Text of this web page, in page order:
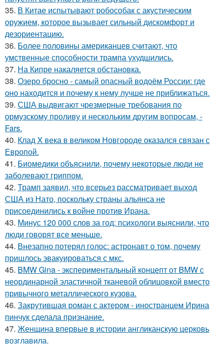
35. В Китае испытывают робособак с акустическим
оружием, которое вызывает сильный дискомфорт и
дезориентацию.
36. Более половины американцев считают, что
умственные способности трампа ухудшились.
37. На Кипре накаляется обстановка.
38. Озеро бросно - самый опасный водоём России: где
оно находится и почему к нему лучше не приближаться.
39. США выдвигают чрезмерные требования по
ормузскому проливу и нескольким другим вопросам, -
Fars.
40. Клад X века в великом Новгороде оказался связан с
Европой.
41. Биомедики объяснили, почему некоторые люди не
заболевают гриппом.
42. Трамп заявил, что всерьез рассматривает выход
США из Нато, поскольку страны альянса не
присоединились к войне против Ирана.
43. Минус 120 000 слов за год: психологи выяснили, что
люди говорят все меньше.
44. Внезапно потерял голос: астронавт о том, почему
пришлось эвакуироваться с мкс.
45. BMW Gina - экспериментальный концепт от BMW с
неординарной эластичной тканевой облицовкой вместо
привычного металлического кузова.
46. Закрутившая роман с актером - иностранцем Ирина
пинчук сделала признание.
47. Женщина впервые в истории англиканскую церковь
возглавила.